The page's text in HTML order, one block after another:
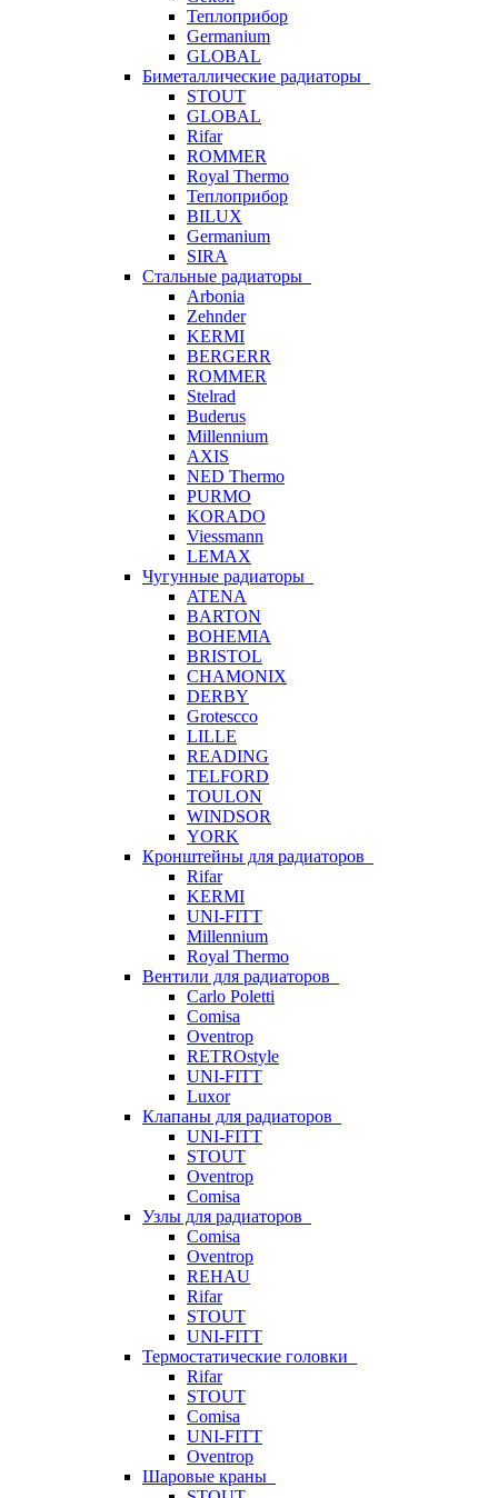
Теплоприбор
Germanium
GLOBAL
Биметаллические радиаторы
STOUT
GLOBAL
Rifar
ROMMER
Royal Thermo
Теплоприбор
BILUX
Germanium
SIRA
Стальные радиаторы
Arbonia
Zehnder
KERMI
BERGERR
ROMMER
Stelrad
Buderus
Millennium
AXIS
NED Thermo
PURMO
KORADO
Viessmann
LEMAX
Чугунные радиаторы
ATENA
BARTON
BOHEMIA
BRISTOL
CHAMONIX
DERBY
Grotescco
LILLE
READING
TELFORD
TOULON
WINDSOR
YORK
Кронштейны для радиаторов
Rifar
KERMI
UNI-FITT
Millennium
Royal Thermo
Вентили для радиаторов
Carlo Poletti
Comisa
Oventrop
RETROstyle
UNI-FITT
Luxor
Клапаны для радиаторов
UNI-FITT
STOUT
Oventrop
Comisa
Узлы для радиаторов
Comisa
Oventrop
REHAU
Rifar
STOUT
UNI-FITT
Термостатические головки
Rifar
STOUT
Comisa
UNI-FITT
Oventrop
Шаровые краны